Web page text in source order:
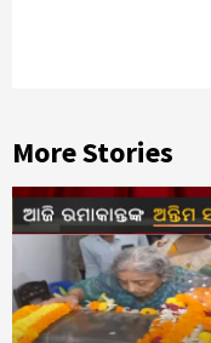
More Stories